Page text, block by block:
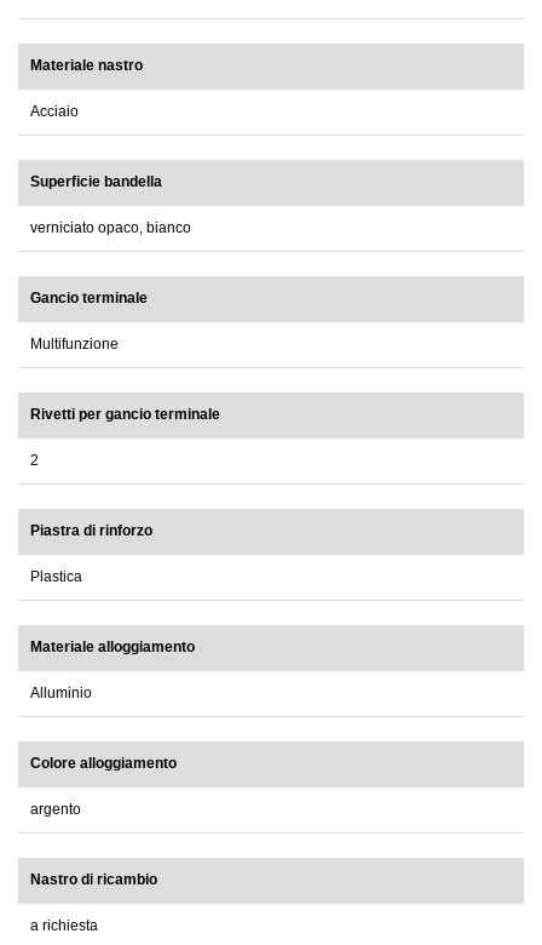
Materiale nastro
Acciaio
Superficie bandella
verniciato opaco, bianco
Gancio terminale
Multifunzione
Rivetti per gancio terminale
2
Piastra di rinforzo
Plastica
Materiale alloggiamento
Alluminio
Colore alloggiamento
argento
Nastro di ricambio
a richiesta